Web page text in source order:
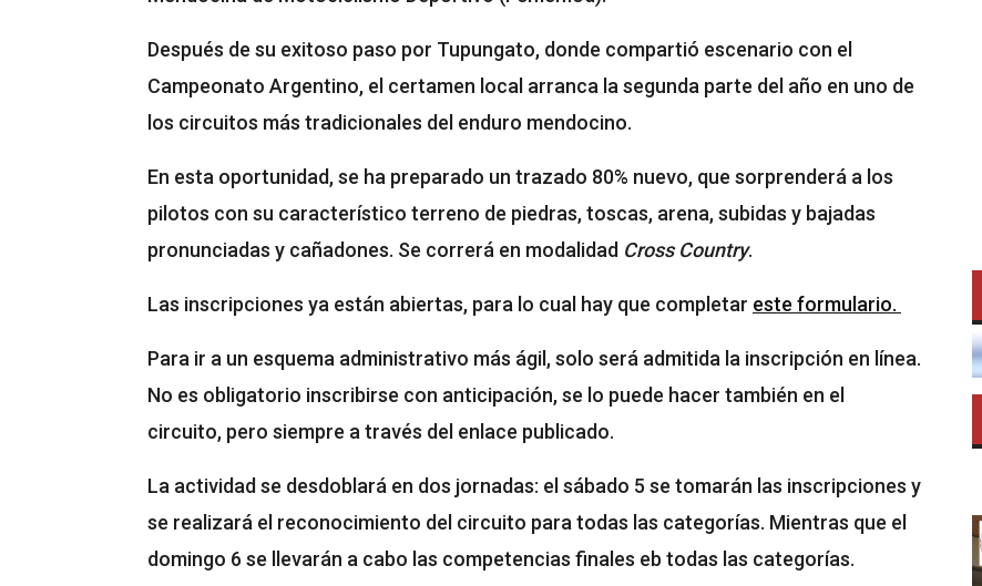
Después de su exitoso paso por Tupungato, donde compartió escenario con el
Campeonato Argentino, el certamen local arranca la segunda parte del año en uno de
los circuitos más tradicionales del enduro mendocino.
En esta oportunidad, se ha preparado un trazado 80% nuevo, que sorprenderá a los
pilotos con su característico terreno de piedras, toscas, arena, subidas y bajadas
pronunciadas y cañadones. Se correrá en modalidad Cross Country.
Las inscripciones ya están abiertas, para lo cual hay que completar este formulario.
Para ir a un esquema administrativo más ágil, solo será admitida la inscripción en línea.
No es obligatorio inscribirse con anticipación, se lo puede hacer también en el
circuito, pero siempre a través del enlace publicado.
La actividad se desdoblará en dos jornadas: el sábado 5 se tomarán las inscripciones y
se realizará el reconocimiento del circuito para todas las categorías. Mientras que el
domingo 6 se llevarán a cabo las competencias finales eb todas las categorías.